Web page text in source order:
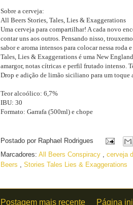
Sobre a cerveja:
All Beers Stories, Tales, Lies & Exaggerations
Uma cerveja para compartilhar! A cada novo
contar uns aos outros. Pensando nisso,
sabor e aroma intensos para colocar nessa roda
Tales, Lies & Exaggerations é uma New
amargor, notas cítricas e perfil frutado intenso.
Drop e adição de limão siciliano para um toque
Teor alcoólico: 6,7%
IBU: 30
Formato: Garrafa (500ml) e chope
Postado por Raphael Rodrigues
Marcadores: All Beers Conspiracy , cerveja
Beers , Stories Tales Lies & Exaggerations
Postagem mais recente Página